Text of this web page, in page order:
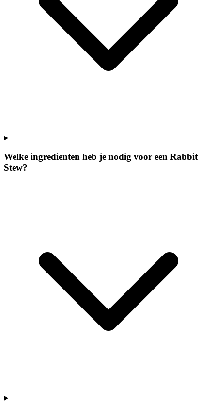
Welke ingredienten heb je nodig voor een Rabbit
Stew?